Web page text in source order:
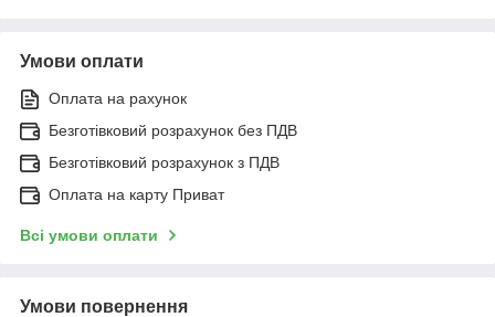
Умови оплати
Оплата на рахунок
Безготівковий розрахунок без ПДВ
Безготівковий розрахунок з ПДВ
Оплата на карту Приват
Всі умови оплати
Умови повернення